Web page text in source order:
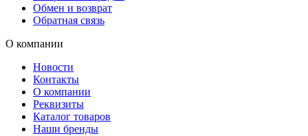
Обмен и возврат
Обратная связь
О компании
Новости
Контакты
О компании
Реквизиты
Каталог товаров
Наши бренды